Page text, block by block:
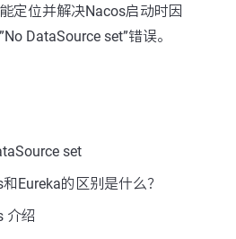
定位并解决Nacos启动时因
DataSource set”错误。
set
Eureka的区别是什么？
介绍